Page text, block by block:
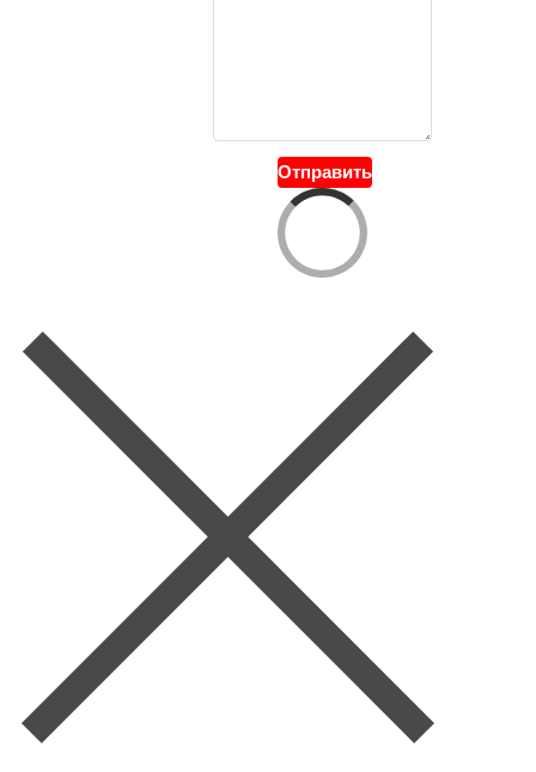
Отправить